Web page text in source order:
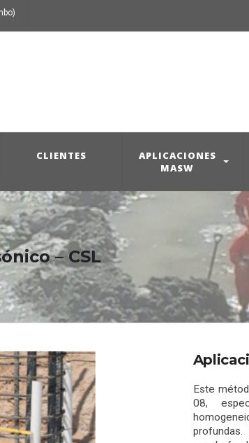
CLIENTES
APLICACIONES
MASW
– CSL
Este
08,